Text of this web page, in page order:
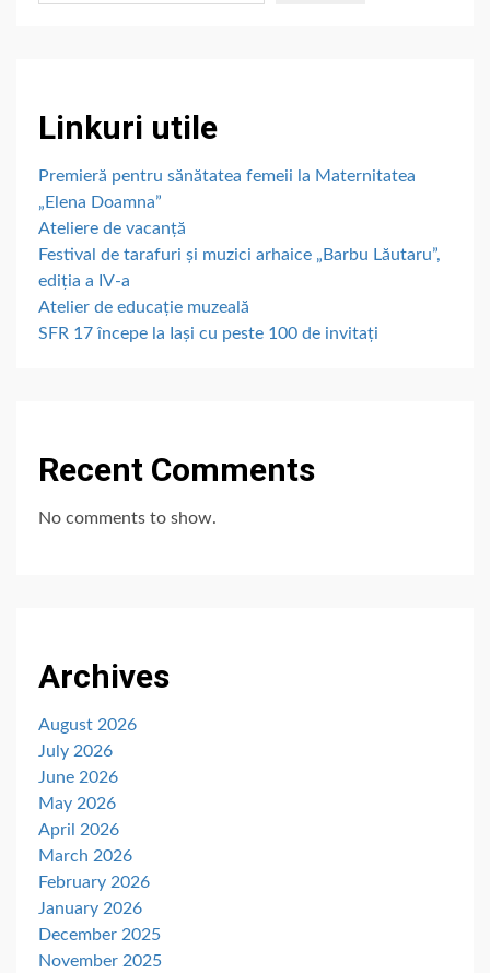
Linkuri utile
Premieră pentru sănătatea femeii la Maternitatea
„Elena Doamna”
Ateliere de vacanță
Festival de tarafuri și muzici arhaice „Barbu Lăutaru”,
ediția a IV-a
Atelier de educație muzeală
SFR 17 începe la Iași cu peste 100 de invitați
Recent Comments
No comments to show.
Archives
August 2026
July 2026
June 2026
May 2026
April 2026
March 2026
February 2026
January 2026
December 2025
November 2025